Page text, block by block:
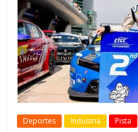
Deportes Industria Pista